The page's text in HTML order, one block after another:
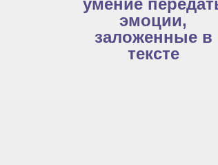
умение
эмоции,
заложенные в
тексте